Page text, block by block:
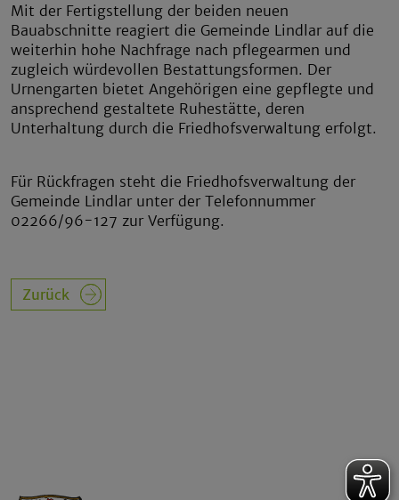
Mit der Fertigstellung der beiden neuen
Bauabschnitte reagiert die Gemeinde Lindlar auf die
weiterhin hohe Nachfrage nach pflegearmen und
zugleich würdevollen Bestattungsformen. Der
Urnengarten bietet Angehörigen eine gepflegte und
ansprechend gestaltete Ruhestätte, deren
Unterhaltung durch die Friedhofsverwaltung erfolgt.
Für Rückfragen steht die Friedhofsverwaltung der
Gemeinde Lindlar unter der Telefonnummer
02266/96-127 zur Verfügung.
Zurück